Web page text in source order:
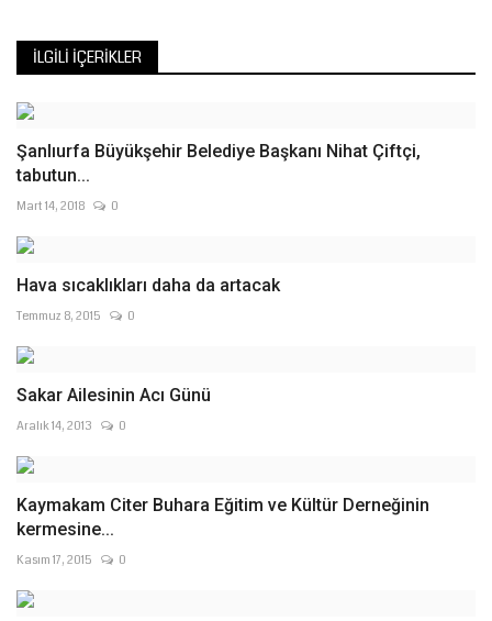
İLGILI İÇERIKLER
Şanlıurfa Büyükşehir Belediye Başkanı Nihat Çiftçi,
tabutun...
Mart 14, 2018 0
Hava sıcaklıkları daha da artacak
Temmuz 8, 2015 0
Sakar Ailesinin Acı Günü
Aralık 14, 2013 0
Kaymakam Citer Buhara Eğitim ve Kültür Derneğinin
kermesine...
Kasım 17, 2015 0